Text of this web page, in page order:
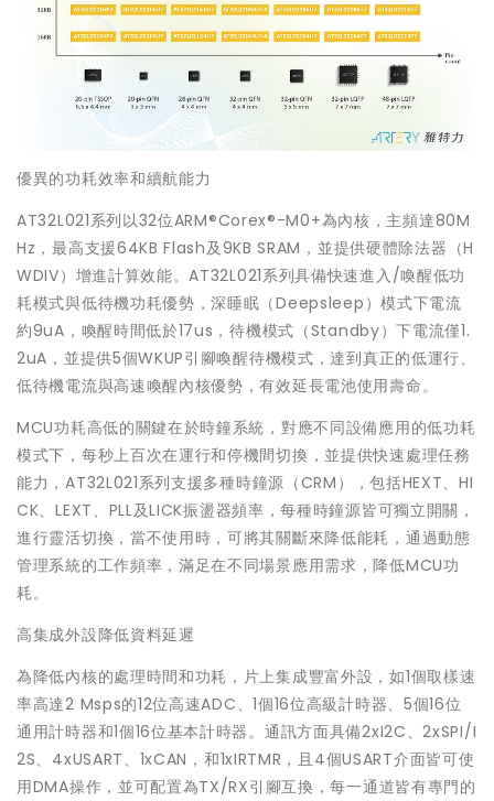
優異的功耗效率和續航能力
AT32L021系列以32位ARM®Corex®-M0+為內核，主頻達80M
Hz，最高支援64KB Flash及9KB SRAM，並提供硬體除法器（H
WDIV）增進計算效能。AT32L021系列具備快速進入/喚醒低功
耗模式與低待機功耗優勢，深睡眠（Deepsleep）模式下電流
約9uA，喚醒時間低於17us，待機模式（Standby）下電流僅1.
2uA，並提供5個WKUP引腳喚醒待機模式，達到真正的低運行、
低待機電流與高速喚醒內核優勢，有效延長電池使用壽命。
MCU功耗高低的關鍵在於時鐘系統，對應不同設備應用的低功耗
模式下，每秒上百次在運行和停機間切換，並提供快速處理任務
能力，AT32L021系列支援多種時鐘源（CRM），包括HEXT、HI
CK、LEXT、PLL及LICK振盪器頻率，每種時鐘源皆可獨立開關，
進行靈活切換，當不使用時，可將其關斷來降低能耗，通過動態
管理系統的工作頻率，滿足在不同場景應用需求，降低MCU功
耗。
高集成外設降低資料延遲
為降低內核的處理時間和功耗，片上集成豐富外設，如1個取樣速
率高達2 Msps的12位高速ADC、1個16位高級計時器、5個16位
通用計時器和1個16位基本計時器。通訊方面具備2xI2C、2xSPI/I
2S、4xUSART、1xCAN，和1xIRTMR，且4個USART介面皆可使
用DMA操作，並可配置為TX/RX引腳互換，每一通道皆有專門的